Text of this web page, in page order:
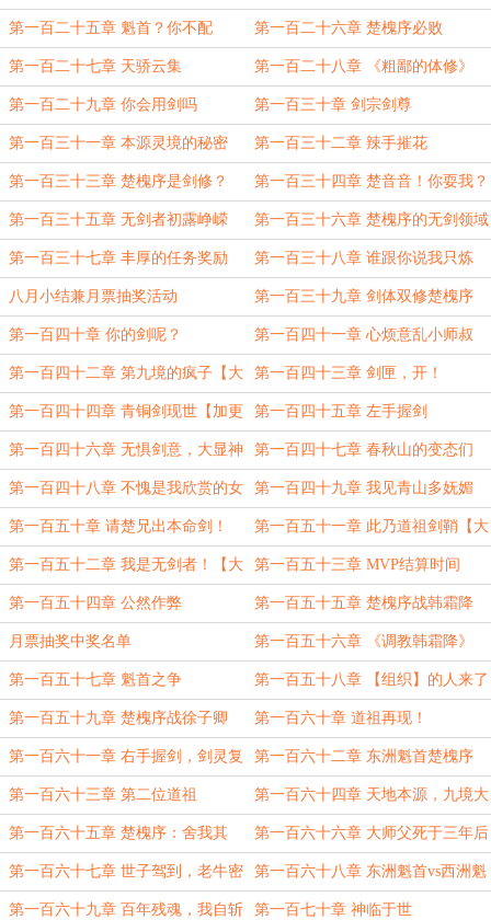
第一百二十五章 魁首？你不配 第一百二十六章 楚槐序必败
第一百二十七章 天骄云集 第一百二十八章 《粗鄙的体修》
第一百二十九章 你会用剑吗 第一百三十章 剑宗剑尊
第一百三十一章 本源灵境的秘密 第一百三十二章 辣手摧花
第一百三十三章 楚槐序是剑修？ 第一百三十四章 楚音音！你耍我？
第一百三十五章 无剑者初露峥嵘 第一百三十六章 楚槐序的无剑领域
第一百三十七章 丰厚的任务奖励 第一百三十八章 谁跟你说我只炼
体？【三更求月票！】
八月小结兼月票抽奖活动 第一百三十九章 剑体双修楚槐序
【第四更，求月票！】
第一百四十章 你的剑呢？ 第一百四十一章 心烦意乱小师叔
第一百四十二章 第九境的疯子【大
章求月票！】
第一百四十三章 剑匣，开！
第一百四十四章 青铜剑现世【加更
求月票！】
第一百四十五章 左手握剑
第一百四十六章 无惧剑意，大显神
威
第一百四十七章 春秋山的变态们
第一百四十八章 不愧是我欣赏的女
人
第一百四十九章 我见青山多妩媚
第一百五十章 请楚兄出本命剑！ 第一百五十一章 此乃道祖剑鞘【大
章求月票！】
第一百五十二章 我是无剑者！【大
章求月票！】
第一百五十三章 MVP结算时间
第一百五十四章 公然作弊 第一百五十五章 楚槐序战韩霜降
月票抽奖中奖名单 第一百五十六章 《调教韩霜降》
第一百五十七章 魁首之争 第一百五十八章 【组织】的人来了
第一百五十九章 楚槐序战徐子卿 第一百六十章 道祖再现！
第一百六十一章 右手握剑，剑灵复
苏
第一百六十二章 东洲魁首楚槐序
第一百六十三章 第二位道祖 第一百六十四章 天地本源，九境大
道！
第一百六十五章 楚槐序：舍我其
谁！
第一百六十六章 大师父死于三年后
第一百六十七章 世子驾到，老牛密
谈
第一百六十八章 东洲魁首vs西洲魁
首
第一百六十九章 百年残魂，我自斩 第一百七十章 神临于世